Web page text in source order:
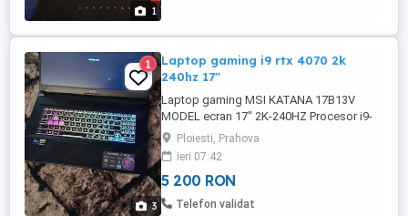
1
3
1
Laptop gaming i9 rtx 4070 2k
240hz 17"
Laptop gaming MSI KATANA 17B13V
MODEL ecran 17" 2K-240HZ Procesor i9-
13900h Placă video rtx 4070 Ssd nvme 1tb
Ram 16gb 5200mt s Laptopul este ca nou
,foarte puțin folosit ,vine cu încărcător.
Accept orice test Nu schimb cu pc sau
telefoane Laptopul este impecabil.
Ploiesti, Prahova
ieri 07:42
5 200 RON
Telefon validat